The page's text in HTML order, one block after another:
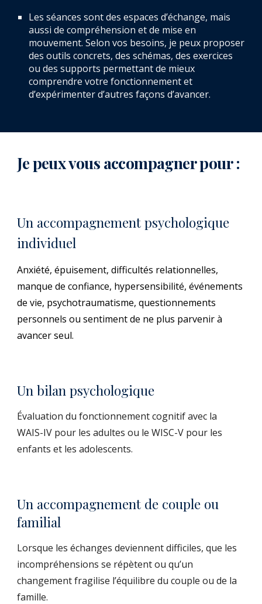
Les séances sont des espaces d’échange, mais
aussi de compréhension et de mise en
mouvement. Selon vos besoins, je peux proposer
des outils concrets, des schémas, des exercices
ou des supports permettant de mieux
comprendre votre fonctionnement et
d’expérimenter d’autres façons d’avancer.
Je peux vous accompagner pour :
Un accompagnement psychologique
individuel
Anxiété, épuisement, difficultés relationnelles,
manque de confiance, hypersensibilité, événements
de vie, psychotraumatisme, questionnements
personnels ou sentiment de ne plus parvenir à
avancer seul.
Un bilan psychologique
Évaluation du fonctionnement cognitif avec la
WAIS-IV pour les adultes ou le WISC-V pour les
enfants et les adolescents.
Un accompagnement de couple ou
familial
Lorsque les échanges deviennent difficiles, que les
incompréhensions se répètent ou qu’un
changement fragilise l’équilibre du couple ou de la
famille.